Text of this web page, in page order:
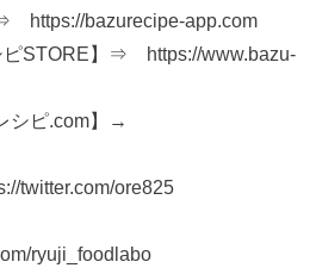
https://bazurecipe-app.com
ピSTORE】⇒ https://www.bazu-
シピ.com】→
ore825
ryuji_foodlabo